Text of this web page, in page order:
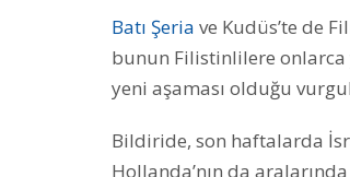
Batı Şeria ve Kudüs’te de
bunun Filistinlilere onlarca
yeni aşaması olduğu
Bildiride, son haftalarda
Hollanda’nın da